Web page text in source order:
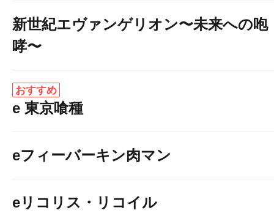
新世紀エヴァンゲリオン〜未来への咆
哮〜
おすすめ
e 東京喰種
eフィーバーキン肉マン
eリコリス・リコイル